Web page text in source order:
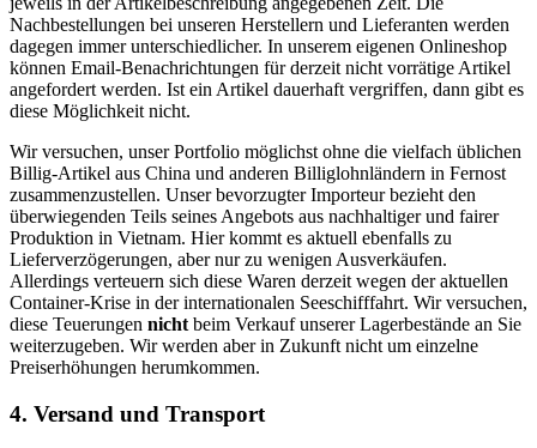
Nachbestellungen bei unseren Herstellern und Lieferanten werden
dagegen immer unterschiedlicher. In unserem eigenen Onlineshop
können Email-Benachrichtungen für derzeit nicht vorrätige Artikel
angefordert werden. Ist ein Artikel dauerhaft vergriffen, dann gibt es
diese Möglichkeit nicht.
Wir versuchen, unser Portfolio möglichst ohne die vielfach üblichen
Billig-Artikel aus China und anderen Billiglohnländern in Fernost
zusammenzustellen. Unser bevorzugter Importeur bezieht den
überwiegenden Teils seines Angebots aus nachhaltiger und fairer
Produktion in Vietnam. Hier kommt es aktuell ebenfalls zu
Lieferverzögerungen, aber nur zu wenigen Ausverkäufen.
Allerdings verteuern sich diese Waren derzeit wegen der aktuellen
Container-Krise in der internationalen Seeschifffahrt. Wir versuchen,
diese Teuerungen nicht beim Verkauf unserer Lagerbestände an Sie
weiterzugeben. Wir werden aber in Zukunft nicht um einzelne
Preiserhöhungen herumkommen.
4. Versand und Transport